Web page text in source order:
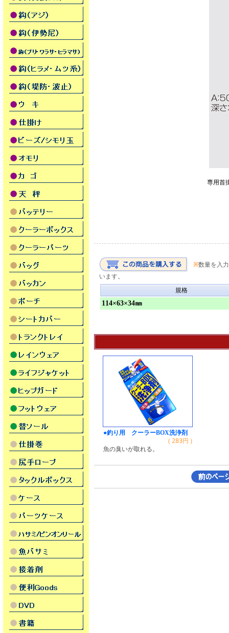
専用首
※数量を入
います。
規格
114×63×34㎜
●釣り用 クーラーBOX洗浄剤
( 283円 )
魚の臭いが取れる。